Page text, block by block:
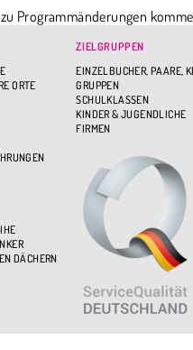
Programmänderungen
ORTE
DÄCHERN
ZIELGRUPPEN
EINZELBUCHER, PAARE,
GRUPPEN
SCHULKLASSEN
KINDER & JUGENDLICHE
FIRMEN